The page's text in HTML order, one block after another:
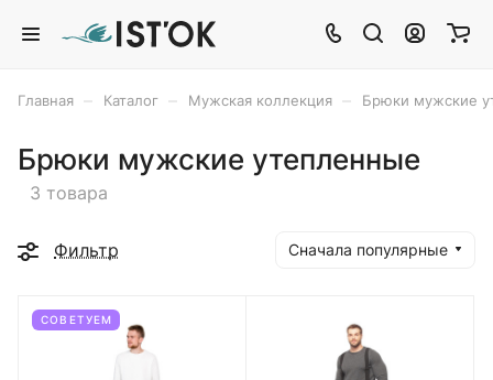
Главная Каталог Мужская коллекция Брюки мужские
Брюки мужские утепленные
3 товара
Фильтр Сначала популярные
СОВЕТУЕМ